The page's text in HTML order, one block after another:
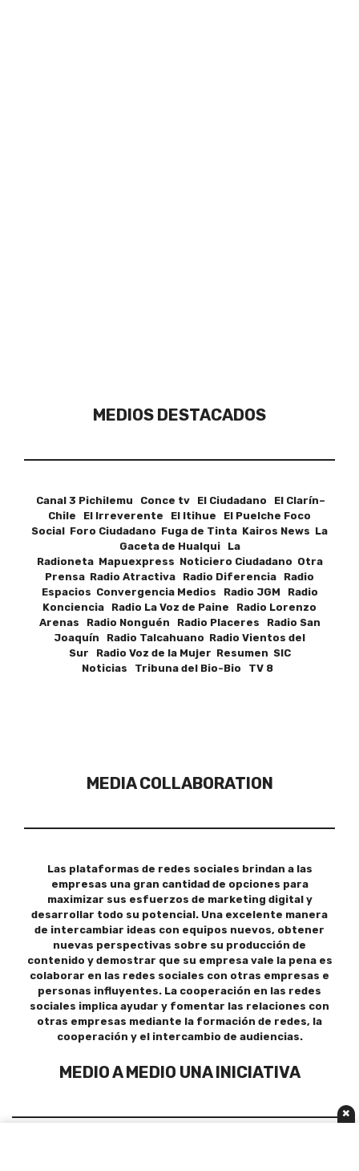
MEDIOS DESTACADOS
Canal 3 Pichilemu Conce tv El Ciudadano El Clarín–
Chile El Irreverente El Itihue El Puelche Foco
Social Foro Ciudadano Fuga de Tinta Kairos News La
Gaceta de Hualqui La
Radioneta Mapuexpress Noticiero Ciudadano Otra
Prensa Radio Atractiva Radio Diferencia Radio
Espacios Convergencia Medios Radio JGM Radio
Konciencia Radio La Voz de Paine Radio Lorenzo
Arenas Radio Nonguén Radio Placeres Radio San
Joaquín Radio Talcahuano Radio Vientos del
Sur Radio Voz de la Mujer Resumen SIC
Noticias Tribuna del Bio-Bio TV 8
MEDIA COLLABORATION
Las plataformas de redes sociales brindan a las
empresas una gran cantidad de opciones para
maximizar sus esfuerzos de marketing digital y
desarrollar todo su potencial. Una excelente manera
de intercambiar ideas con equipos nuevos, obtener
nuevas perspectivas sobre su producción de
contenido y demostrar que su empresa vale la pena es
colaborar en las redes sociales con otras empresas e
personas influyentes. La cooperación en las redes
sociales implica ayudar y fomentar las relaciones con
otras empresas mediante la formación de redes, la
cooperación y el intercambio de audiencias.
MEDIO A MEDIO UNA INICIATIVA
×